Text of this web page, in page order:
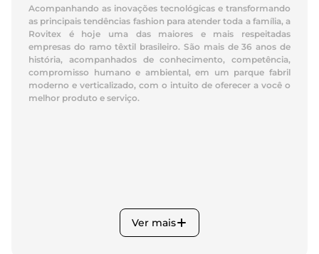
Acompanhando as inovações tecnológicas e transformando
as principais tendências fashion para atender toda a família, a
Rovitex é hoje uma das maiores e mais respeitadas
empresas do ramo têxtil brasileiro. São mais de 36 anos de
história, acompanhados de conhecimento, competência,
compromisso humano e ambiental, em um parque fabril
moderno e verticalizado, com o intuito de oferecer a você o
melhor produto e serviço.
Ver mais